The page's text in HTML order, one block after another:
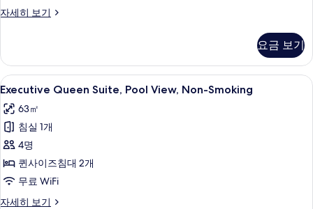
모
기
자세히 보기
Executive
Smoking
자
세
보
기
요금 보기
Executive
Queen
Suite,
Pool
View,
Non-
Smoking
사
오리/거위털 이불, 필로우탑 침대, 객실
7
Executive Queen Suite, Pool View, Non-Smoking
63㎡
침실 1개
4명
퀸사이즈침대 2개
무료 WiFi
자세히 보기
Executive